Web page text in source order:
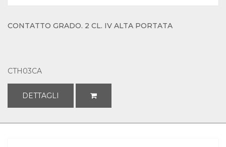
CONTATTO GRADO. 2 CL. IV ALTA PORTATA
CTH03CA
DETTAGLI